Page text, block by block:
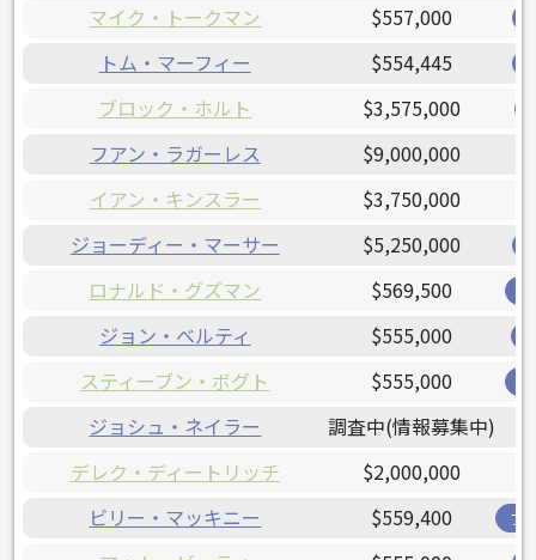
マイク・トークマン $557,000
トム・マーフィー $554,445
ブロック・ホルト $3,575,000
フアン・ラガーレス
$9,000,000
イアン・キンスラー
$3,750,000
ジョーディー・マーサー $5,250,000
ロナルド・グズマン $569,500
ジョン・ベルティ $555,000
スティーブン・ボグト $555,000
ジョシュ・ネイラー 調査中(情報募集中)
デレク・ディートリッチ
$2,000,000
ビリー・マッキニー
$559,400 ブ